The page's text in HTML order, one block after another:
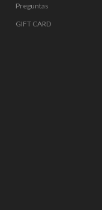
Preguntas
GIFT CARD